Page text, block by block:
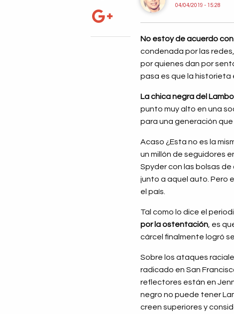
04/04/2019 - 15:28
No estoy de acuerdo
condenada por las
por quienes dan por
pasa es que la historieta
La chica negra del
punto muy alto en una
para una generación que
Acaso ¿Esta no es la
un millón de seguidores
Spyder con las bolsas
junto a aquel auto. Pero
el país.
Tal como lo dice el
por la ostentación, es
cárcel finalmente logró
Sobre los ataques
radicado en San
reflectores están en
negro no puede tener
creen superiores y